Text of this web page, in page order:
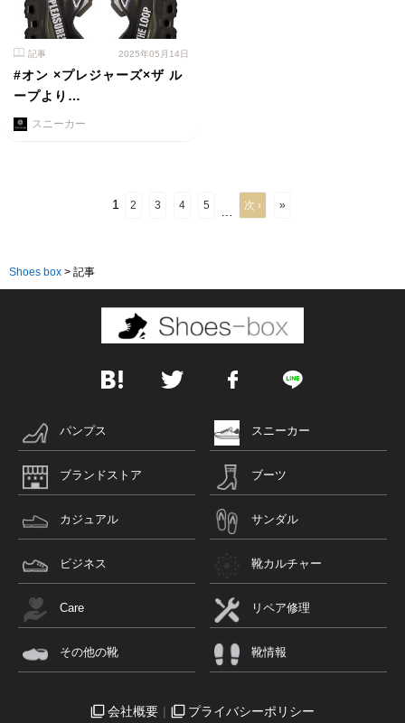
記事 2025年05月14日
#オン ×プレジャーズ×ザ ル
ープより…
スニーカー
1 2 3 4 5 次 › »
Shoes box > 記事
パンプス スニーカー
ブランドストア ブーツ
カジュアル サンダル
ビジネス 靴カルチャー
Care リペア修理
その他の靴 靴情報
会社概要 プライバシーポリシー